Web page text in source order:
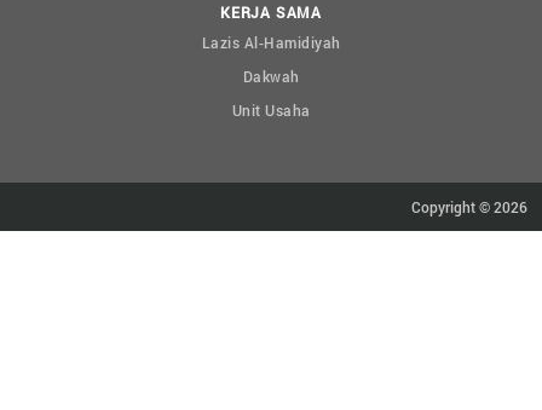
KERJA SAMA
Lazis Al-Hamidiyah
Dakwah
Unit Usaha
Copyright © 2026